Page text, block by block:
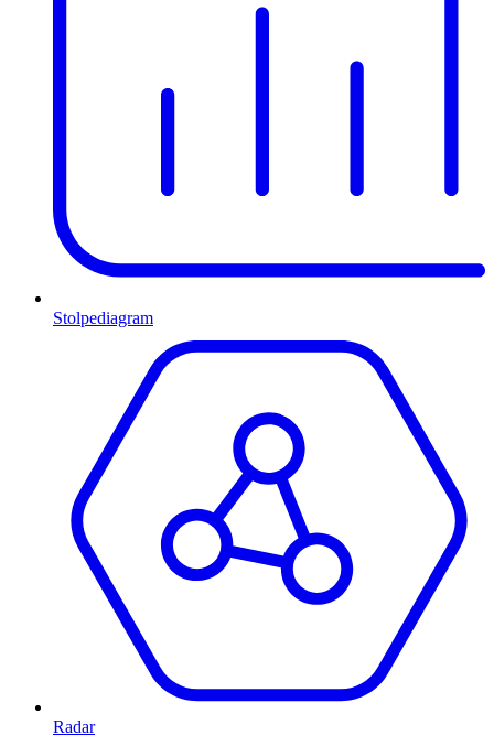
Stolpediagram
Radar